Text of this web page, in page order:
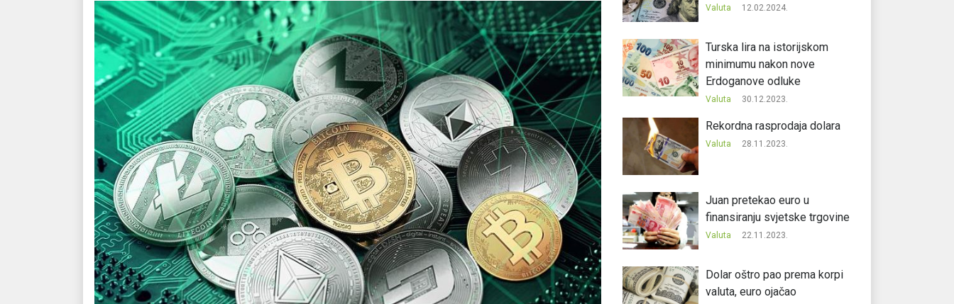
Valuta 12.02.2024.
Turska lira na istorijskom
minimumu nakon nove
Erdoganove odluke
Valuta 30.12.2023.
Rekordna rasprodaja dolara
Valuta 28.11.2023.
Juan pretekao euro u
finansiranju svjetske trgovine
Valuta 22.11.2023.
Dolar oštro pao prema korpi
valuta, euro ojačao